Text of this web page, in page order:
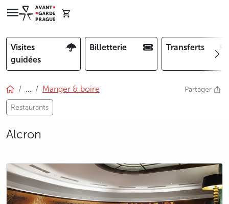
Visites
guidées
Billetterie Transferts
… Manger & boire
Restaurants
Partager
Alcron
photo 5